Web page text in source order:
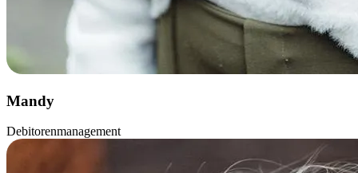
Mandy
Debitorenmanagement